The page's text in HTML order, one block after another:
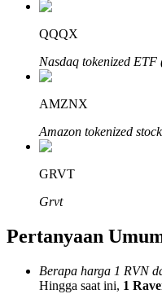
Referensi
QQQX
Nasdaq tokenized ETF
AMZNX
Amazon tokenized
GRVT
Grvt
Pertanyaan
Berapa harga 1 RVN
Hingga saat ini, 1